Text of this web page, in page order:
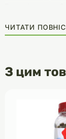
ЧИТАТИ
З цим